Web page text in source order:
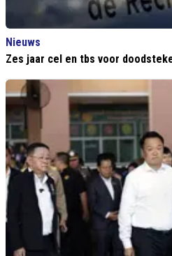
Nieuws
Zes jaar cel en tbs voor